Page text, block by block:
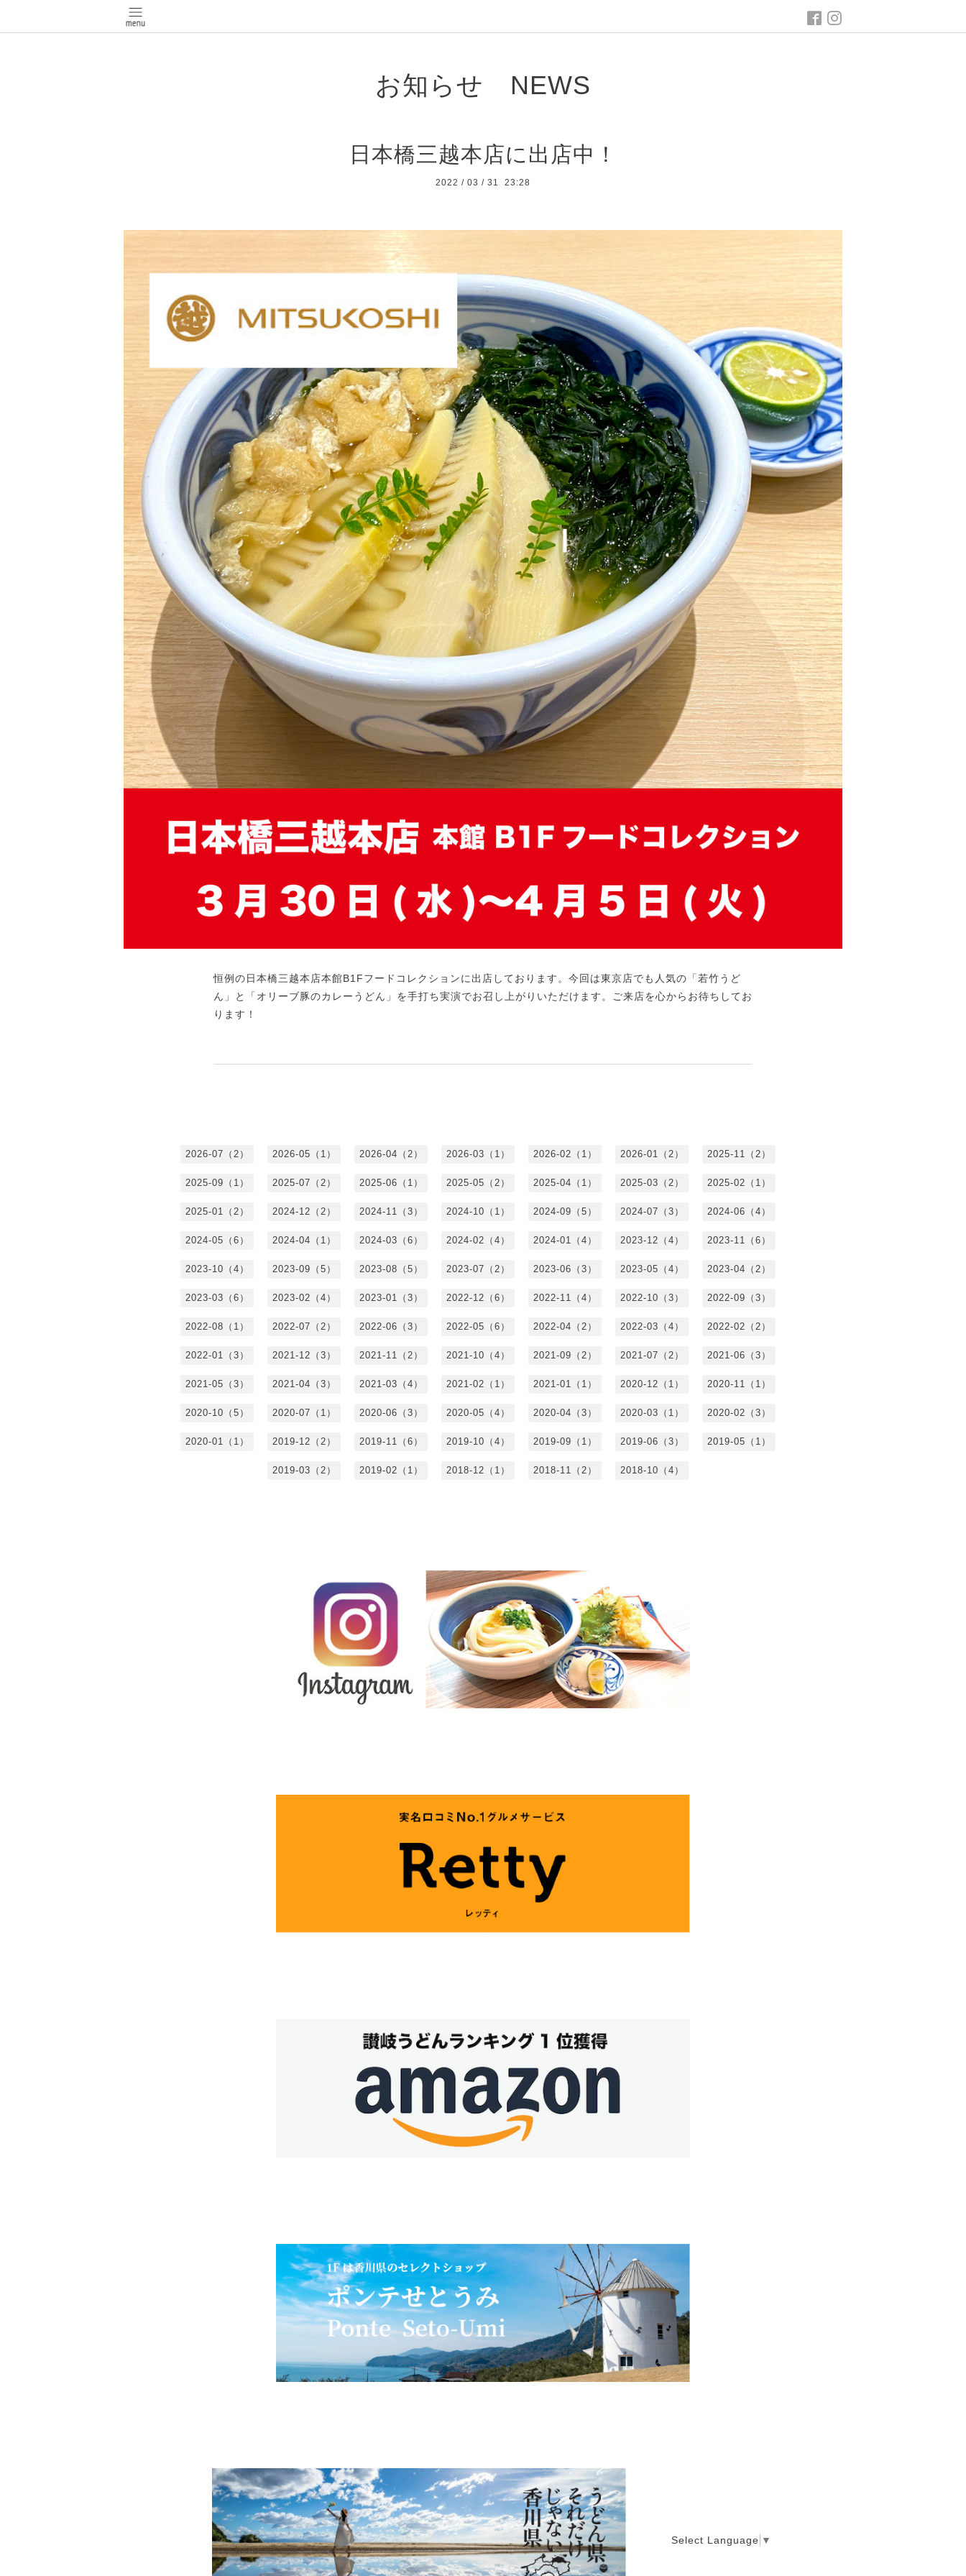
お知らせ NEWS
日本橋三越本店に出店中！
2022 / 03 / 31 23:28
恒例の日本橋三越本店本館B1Fフードコレクションに出店しております。今回は東京店でも人気の「若竹うど
ん」と「オリーブ豚のカレーうどん」を手打ち実演でお召し上がりいただけます。ご来店を心からお待ちしてお
ります！
2026-07（2） 2026-05（1） 2026-04（2） 2026-03（1） 2026-02（1） 2026-01（2） 2025-11（2）
2025-09（1） 2025-07（2） 2025-06（1） 2025-05（2） 2025-04（1） 2025-03（2） 2025-02（1）
2025-01（2） 2024-12（2） 2024-11（3） 2024-10（1） 2024-09（5） 2024-07（3） 2024-06（4）
2024-05（6） 2024-04（1） 2024-03（6） 2024-02（4） 2024-01（4） 2023-12（4） 2023-11（6）
2023-10（4） 2023-09（5） 2023-08（5） 2023-07（2） 2023-06（3） 2023-05（4） 2023-04（2）
2023-03（6） 2023-02（4） 2023-01（3） 2022-12（6） 2022-11（4） 2022-10（3） 2022-09（3）
2022-08（1） 2022-07（2） 2022-06（3） 2022-05（6） 2022-04（2） 2022-03（4） 2022-02（2）
2022-01（3） 2021-12（3） 2021-11（2） 2021-10（4） 2021-09（2） 2021-07（2） 2021-06（3）
2021-05（3） 2021-04（3） 2021-03（4） 2021-02（1） 2021-01（1） 2020-12（1） 2020-11（1）
2020-10（5） 2020-07（1） 2020-06（3） 2020-05（4） 2020-04（3） 2020-03（1） 2020-02（3）
2020-01（1） 2019-12（2） 2019-11（6） 2019-10（4） 2019-09（1） 2019-06（3） 2019-05（1）
2019-03（2） 2019-02（1） 2018-12（1） 2018-11（2） 2018-10（4）
Select Language ▼